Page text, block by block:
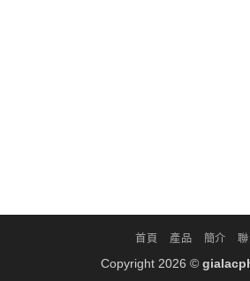
首頁 產品 簡介
Copyright 2026 ©